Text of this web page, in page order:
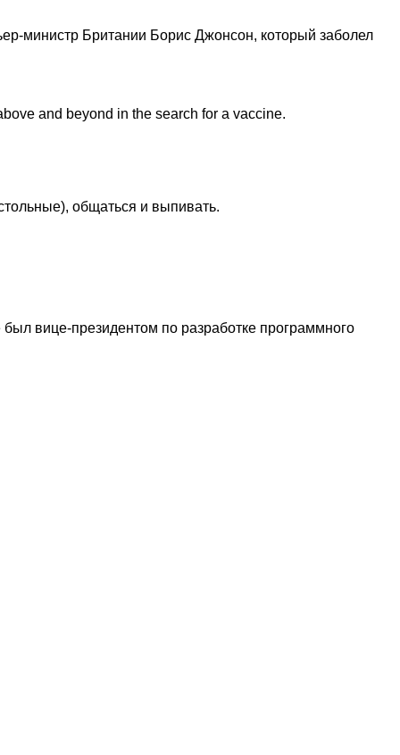
министр Британии Борис Джонсон, который заболел
and beyond in the search for a vaccine.
общаться и выпивать.
вице-президентом по разработке программного